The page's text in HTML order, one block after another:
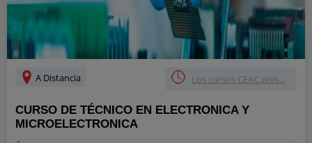
A Distancia Los cursos CEAC pres...
CURSO DE TÉCNICO EN ELECTRONICA Y
MICROELECTRONICA